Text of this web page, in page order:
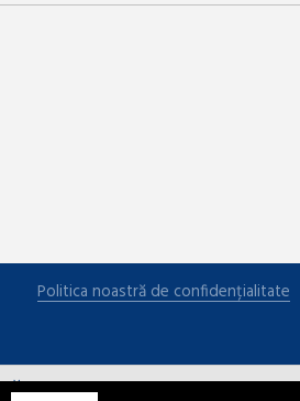
Politica noastră de confidențialitate